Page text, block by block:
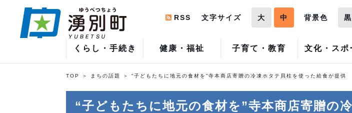
くらし・手続き 健康・福祉 子育て・教育 文化・スポ
RSS 文字サイズ 大 中 背景色 黒
TOP まちの話題 “子どもたちに地元の食材を”寺本商店寄贈の冷凍ホタテ貝柱を使った給食が提供
“子どもたちに地元の食材を”寺本商店寄贈の